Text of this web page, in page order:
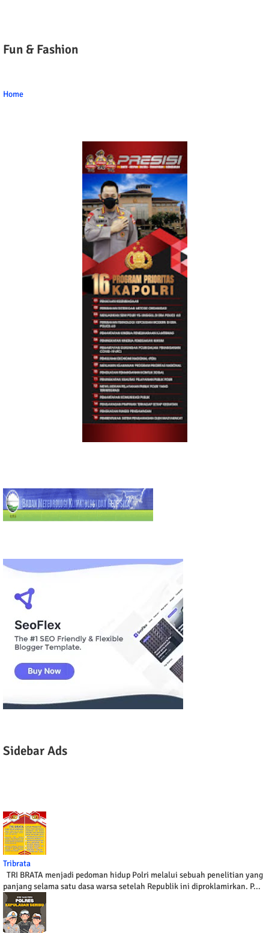
Fun & Fashion
Home
Sidebar Ads
Tribrata
TRI BRATA menjadi pedoman hidup Polri melalui sebuah penelitian yang
panjang selama satu dasa warsa setelah Republik ini diproklamirkan. P...